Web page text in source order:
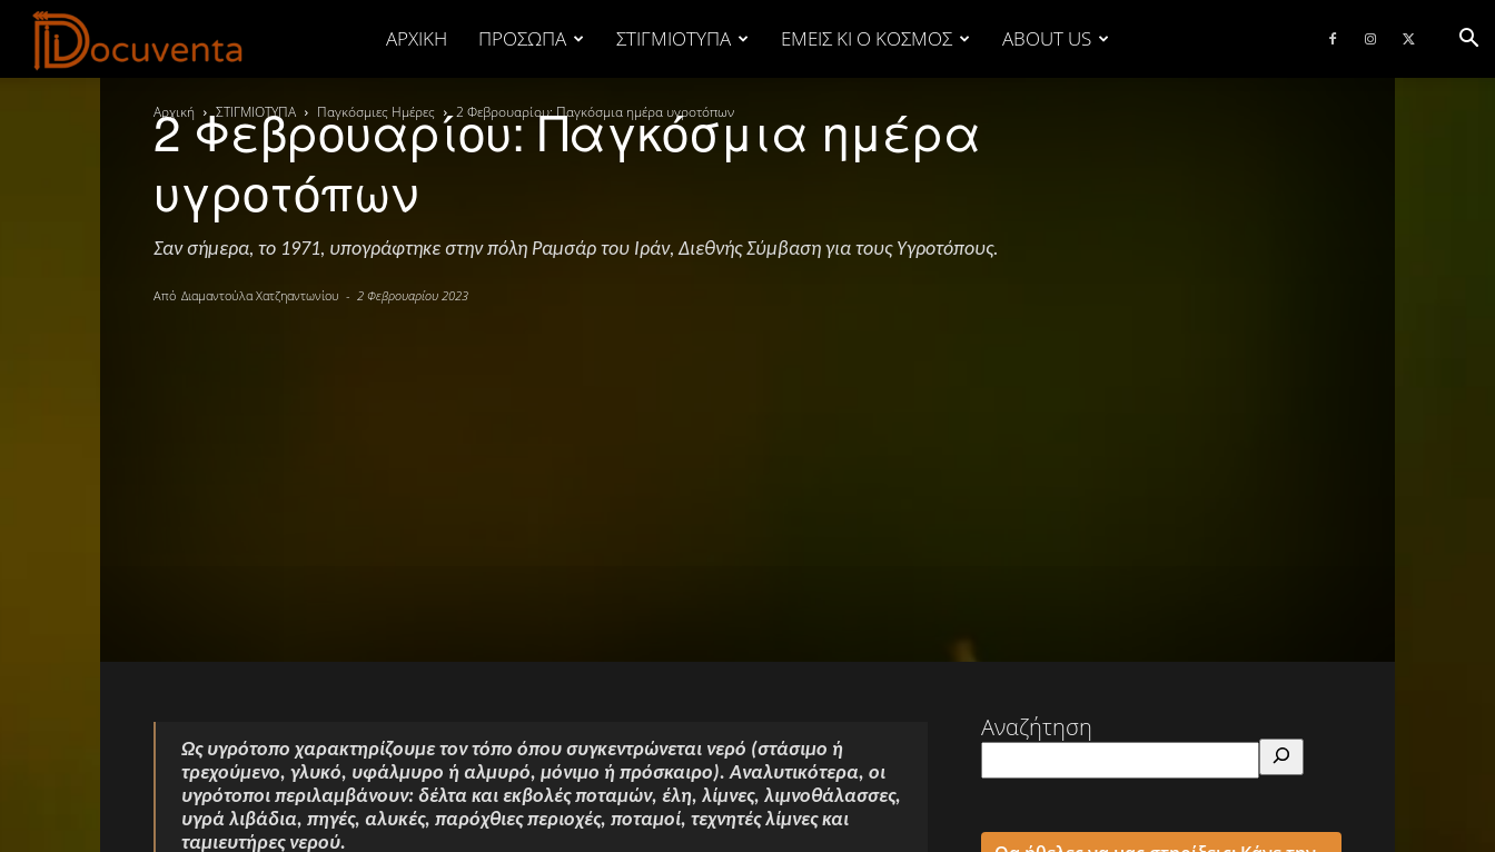
ΑΡΧΙΚΉ ΠΡΟΣΩΠΑ ΣΤΙΓΜΙΟΤΥΠΑ ΕΜΕΙΣ ΚΙ Ο ΚΟΣΜΟΣ ABOUT US
Αρχική ΣΤΙΓΜΙΟΤΥΠΑ Παγκόσμιες Ημέρες 2 Φεβρουαρίου: Παγκόσμια ημέρα υγροτόπων
2 Φεβρουαρίου: Παγκόσμια ημέρα
υγροτόπων
Σαν σήμερα, το 1971, υπογράφτηκε στην πόλη Ραμσάρ του Ιράν, Διεθνής Σύμβαση για τους Υγροτόπους.
Από Διαμαντούλα Χατζηαντωνίου - 2 Φεβρουαρίου 2023
Ως υγρότοπο χαρακτηρίζουμε τον τόπο όπου συγκεντρώνεται νερό (στάσιμο ή
τρεχούμενο, γλυκό, υφάλμυρο ή αλμυρό, μόνιμο ή πρόσκαιρο). Αναλυτικότερα, οι
υγρότοποι περιλαμβάνουν: δέλτα και εκβολές ποταµών, έλη, λίµνες, λιµνοθάλασσες,
υγρά λιβάδια, πηγές, αλυκές, παρόχθιες περιοχές, ποταµοί, τεχνητές λίµνες και
ταµιευτήρες νερού.
Αναζήτηση